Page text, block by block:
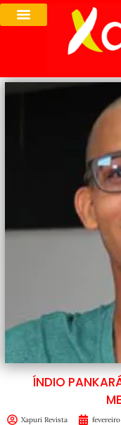
ÍNDIO
Xapuri Revista